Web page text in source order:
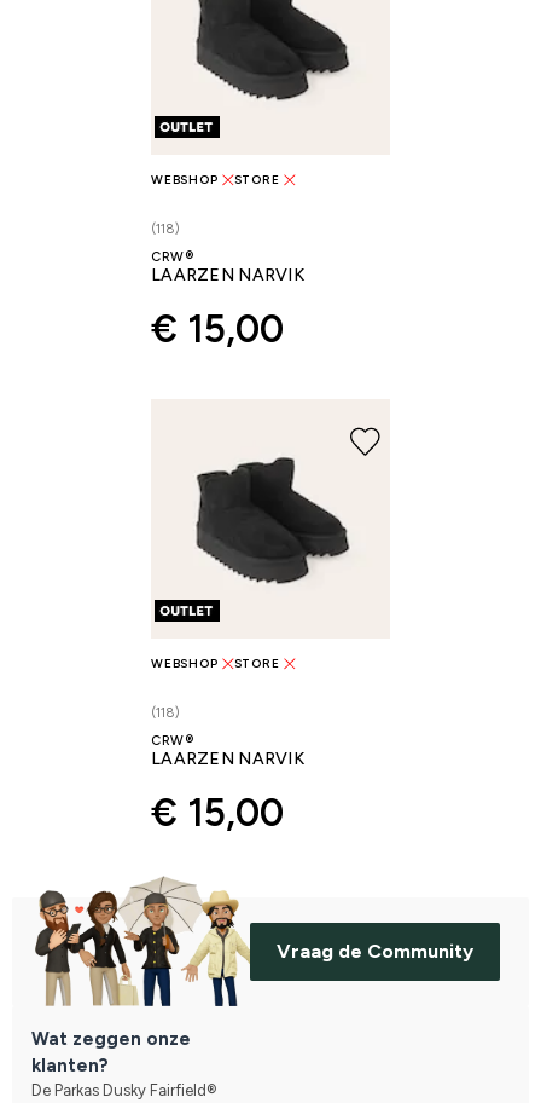
(118)
WEBSHOP STORE
CRW®
LAARZEN NARVIK
€ 15,00
(118)
WEBSHOP STORE
CRW®
LAARZEN NARVIK
€ 15,00
Vraag de Community
Wat zeggen onze
klanten?
De Parkas Dusky Fairfield®